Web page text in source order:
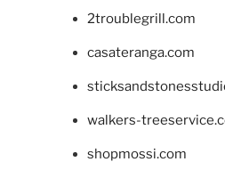
2troublegrill.com
casateranga.com
walkers-
shopmossi.com